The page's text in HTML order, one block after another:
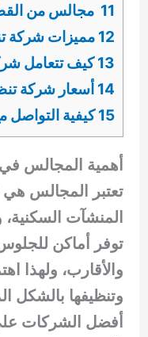
11 مجالس من القطيفة
12 مميزات شركة تنظيف مجالس الورقاء
13 كيف تتعامل شركة تنظيف المجالس مع البقع
14 أسعار شركة تنظيف مجالس
15 كيفية التواصل مع شركة تنظيف المجالس ؟
أهمية المجالس
تعتبر المجالس
المنشآت
توفر أماكن
والأقارب، ولهذا
وتنظيفها بالشكل
أفضل الشركات